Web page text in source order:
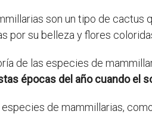
son un tipo de cactus
por su belleza y flores
de las especies de
épocas del año cuando el
especies de mammillarias,